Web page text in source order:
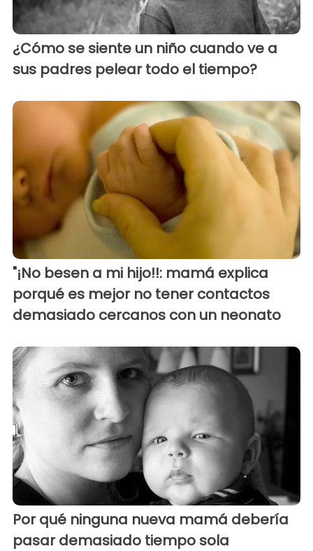
¿Cómo se siente un niño cuando ve a
sus padres pelear todo el tiempo?
"¡No besen a mi hijo!!: mamá explica
porqué es mejor no tener contactos
demasiado cercanos con un neonato
Por qué ninguna nueva mamá debería
pasar demasiado tiempo sola